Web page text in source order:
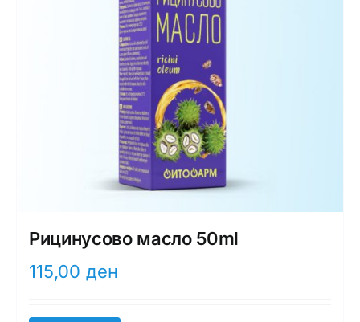
Рицинусово масло 50ml
115,00 ден